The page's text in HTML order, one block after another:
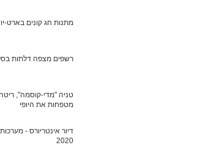
מתנות חג קונים בארט-
רשפים מצפה דלתות
טניה "מדי-קוסמה", ריטה
מטפחות את היופי
דיור אינטריורס -
2020